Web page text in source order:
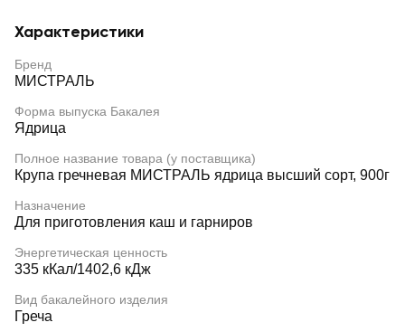
Характеристики
Бренд
МИСТРАЛЬ
Форма выпуска Бакалея
Ядрица
Полное название товара (у поставщика)
Крупа гречневая МИСТРАЛЬ ядрица высший сорт, 900г
Назначение
Для приготовления каш и гарниров
Энергетическая ценность
335 кКал/1402,6 кДж
Вид бакалейного изделия
Греча